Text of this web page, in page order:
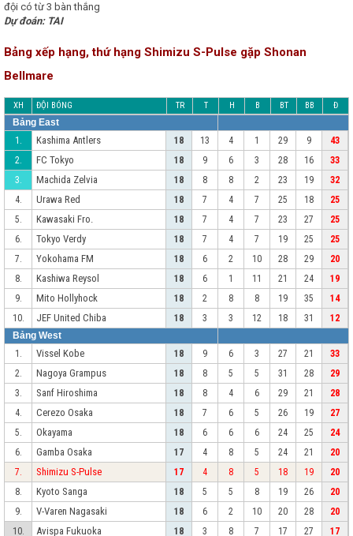
đội có từ 3 bàn thắng
Dự đoán: TAI
Bảng xếp hạng, thứ hạng Shimizu S-Pulse gặp Shonan
Bellmare
XH ĐỘI BÓNG TR T H B BT BB Đ
Bảng East
1.
Kashima Antlers 18 13 4 1 29 9
43
2.
FC Tokyo 18 9 6 3 28 16
33
3.
Machida Zelvia 18 8 8 2 23 19
32
4.
Urawa Red 18 7 4 7 25 18
25
5.
Kawasaki Fro. 18 7 4 7 23 27
25
6.
Tokyo Verdy 18 7 4 7 19 25
25
7.
Yokohama FM 18 6 2 10 28 29
20
8.
Kashiwa Reysol 18 6 1 11 21 24
19
9.
Mito Hollyhock 18 2 8 8 19 35
14
10.
JEF United Chiba 18 3 3 12 18 31
12
Bảng West
1.
Vissel Kobe 18 9 6 3 27 21
33
2.
Nagoya Grampus 18 8 5 5 31 28
29
3.
Sanf Hiroshima 18 8 4 6 29 21
28
4.
Cerezo Osaka 18 7 6 5 26 19
27
5.
Okayama 18 6 6 6 24 25
24
6.
Gamba Osaka 17 4 8 5 24 21
20
7.
Shimizu S-Pulse 17 4 8 5 18 19
20
8.
Kyoto Sanga 18 5 5 8 19 26
20
9.
V-Varen Nagasaki 18 6 2 10 20 28
20
10.
Avispa Fukuoka 18 3 8 7 17 27 17